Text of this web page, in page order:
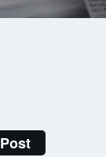
Post